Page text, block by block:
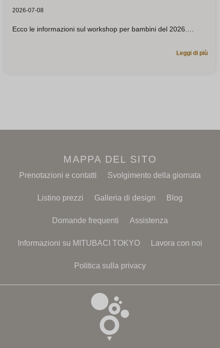
2026-07-08
Ecco le informazioni sul workshop per bambini del 2026.
Leggi di più
MAPPA DEL SITO
Prenotazioni e contatti Svolgimento della giornata
Listino prezzi Galleria di design Blog
Domande frequenti Assistenza
Informazioni su MITUBACI TOKYO Lavora con noi
Politica sulla privacy